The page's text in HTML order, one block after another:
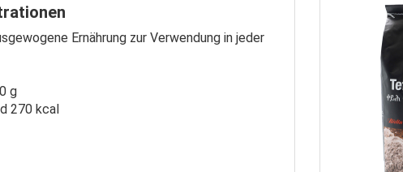
Ernährung zur Verwendung in jeder
g
270 kcal